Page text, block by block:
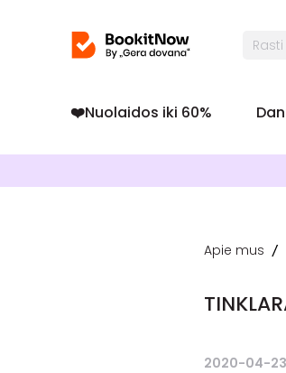
❤️️Nuolaidos iki 60%
Apie mus
2020-04-23